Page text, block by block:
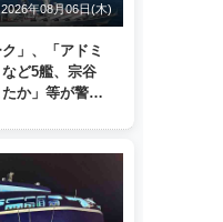
2026年08月06日(木)
」、「アドミ
ど5艦、宗谷
か」等が警戒